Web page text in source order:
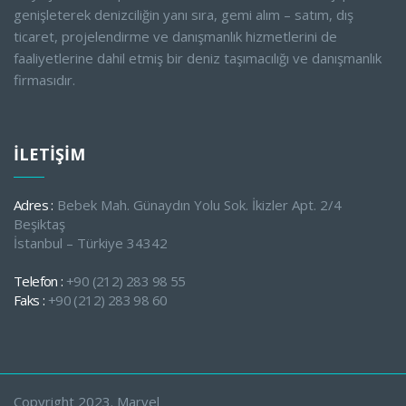
genişleterek denizciliğin yanı sıra, gemi alım – satım, dış
ticaret, projelendirme ve danışmanlık hizmetlerini de
faaliyetlerine dahil etmiş bir deniz taşımacılığı ve danışmanlık
firmasıdır.
İLETİŞİM
Adres : Bebek Mah. Günaydın Yolu Sok. İkizler Apt. 2/4
Beşiktaş
İstanbul – Türkiye 34342
Telefon : +90 (212) 283 98 55
Faks : +90 (212) 283 98 60
Copyright 2023. Marvel